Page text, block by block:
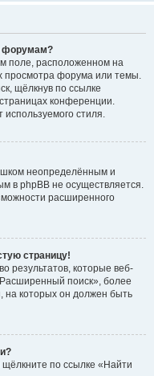
форумам?
поле, расположенном на
просмотра форума или темы.
щёлкнув по ссылке
конференции.
используемого стиля.
неопределённым и
в phpBB не осуществляется.
расширенного
страницу!
результатов, которые веб-
поиск», более
на которых он должен быть
по ссылке «Найти